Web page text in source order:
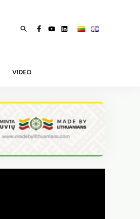
Paieška
VIDEO